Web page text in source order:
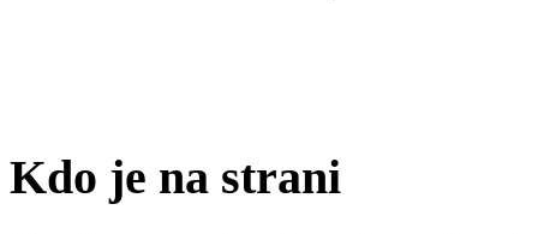
Kdo je na strani